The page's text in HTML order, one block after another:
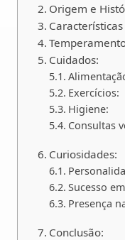
Origem e
Características
Cuidados:
Exercícios:
Higiene:
Consultas
Curiosidades:
Sucesso
Presença
Conclusão: